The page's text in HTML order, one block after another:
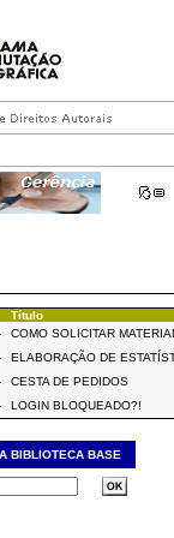
Título
COMO SOLICITAR
ELABORAÇÃO DE
CESTA DE PEDIDOS
LOGIN BLOQUEADO?!
BIBLIOTECA BASE